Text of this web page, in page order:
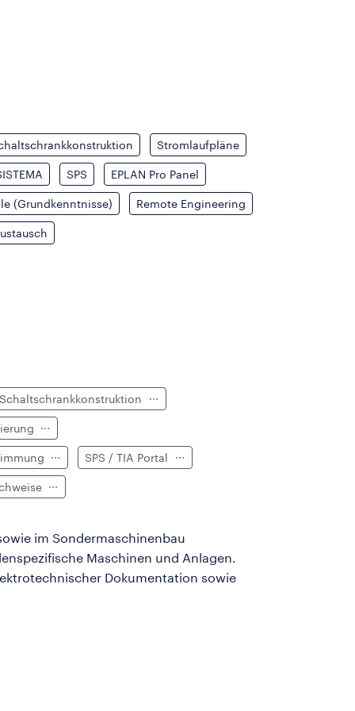
Stromlaufpläne
SPS EPLAN Pro Panel
(Grundkenntnisse) Remote Engineering
Schaltschrankkonstruktion
SPS / TIA Portal
im Sondermaschinenbau
Maschinen und Anlagen.
Dokumentation sowie